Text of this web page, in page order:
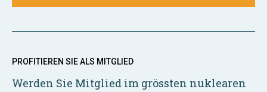
PROFITIEREN SIE ALS MITGLIED
Werden Sie Mitglied im grössten nuklearen